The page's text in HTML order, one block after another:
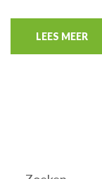
LEES MEER